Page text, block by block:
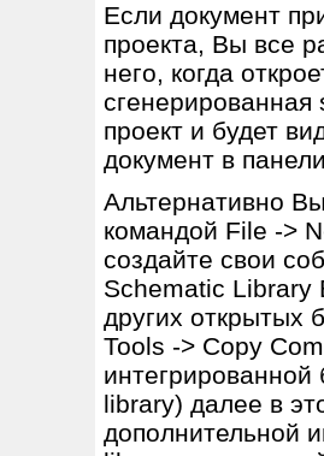
Если документ
проекта, Вы все
него, когда
проект и будет
документ в
Альтернативно
командой File ->
создайте свои
Schematic Library
других открытых
Tools -> Copy
library) далее в
дополнительной